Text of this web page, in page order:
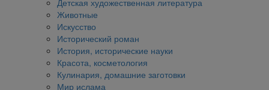
Детская художественная литература
Животные
Искусство
Исторический роман
История, исторические науки
Красота, косметология
Кулинария, домашние заготовки
Мир ислама